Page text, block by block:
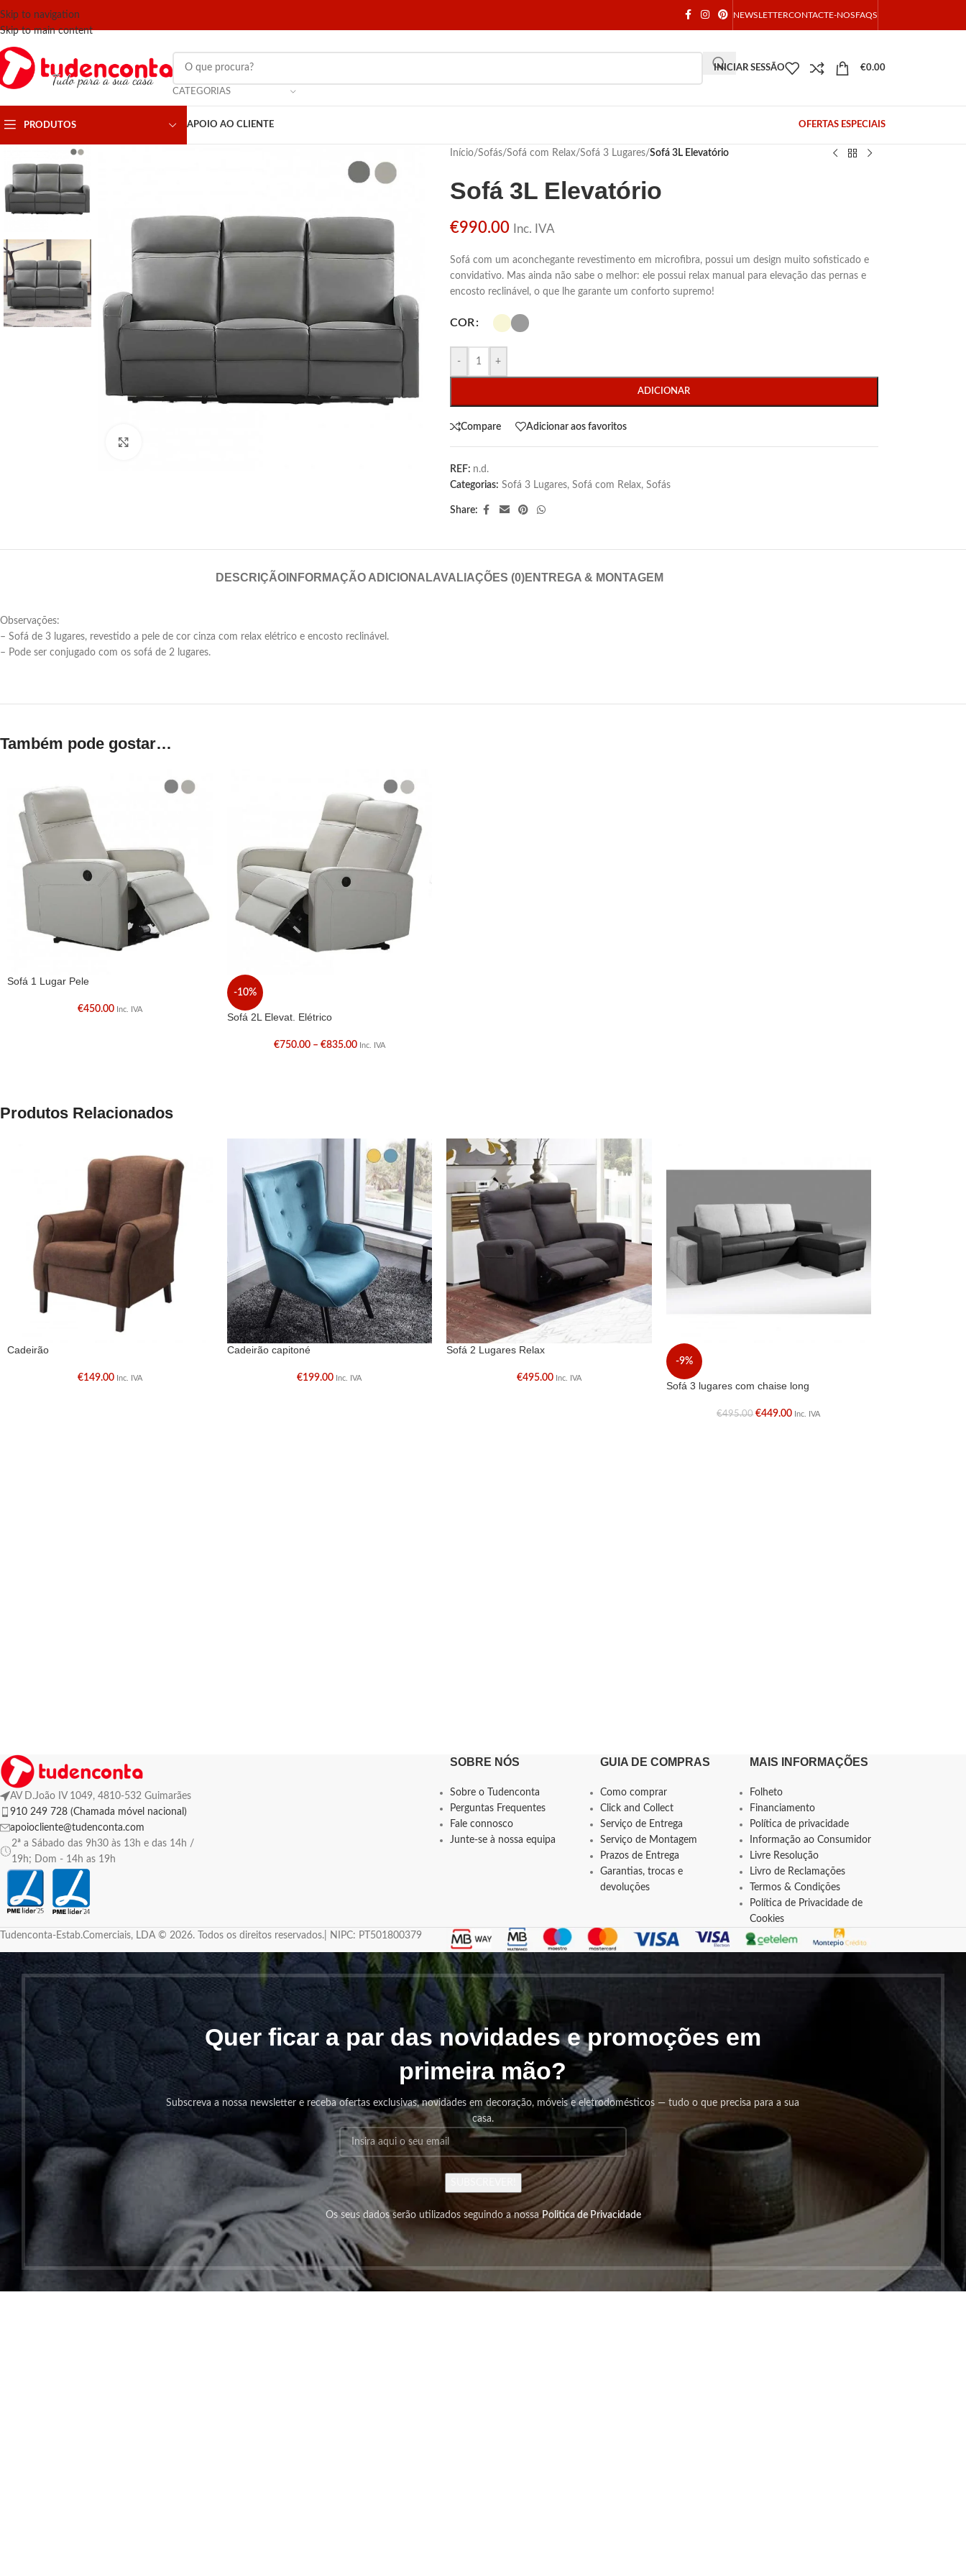
Skip to navigation
Skip to main content
NEWSLETTERCONTACTE-NOSFAQS
CATEGORIAS
INICIAR SESSÃO €0.00
PRODUTOS APOIO AO CLIENTE OFERTAS ESPECIAIS
Início/Sofás/Sofá com Relax/Sofá 3 Lugares/Sofá 3L Elevatório
Sofá 3L Elevatório
€990.00 Inc. IVA
Sofá com um aconchegante revestimento em microfibra, possui um design muito sofisticado e
convidativo. Mas ainda não sabe o melhor: ele possui relax manual para elevação das pernas e
encosto reclinável, o que lhe garante um conforto supremo!
COR
- +
ADICIONAR
Compare Adicionar aos favoritos
REF: n.d.
Categorias: Sofá 3 Lugares, Sofá com Relax, Sofás
Share:
DESCRIÇÃOINFORMAÇÃO ADICIONALAVALIAÇÕES (0)ENTREGA & MONTAGEM
Observações:
– Sofá de 3 lugares, revestido a pele de cor cinza com relax elétrico e encosto reclinável.
– Pode ser conjugado com os sofá de 2 lugares.
Também pode gostar…
Sofá 1 Lugar Pele
€450.00 Inc. IVA
-10%
Sofá 2L Elevat. Elétrico
€750.00 – €835.00 Inc. IVA
Produtos Relacionados
Cadeirão
€149.00 Inc. IVA
Cadeirão capitoné
€199.00 Inc. IVA
Sofá 2 Lugares Relax
€495.00 Inc. IVA
-9%
Sofá 3 lugares com chaise long
€495.00 €449.00 Inc. IVA
AV D.João IV 1049, 4810-532 Guimarães
910 249 728 (Chamada móvel nacional)
apoiocliente@tudenconta.com
2ª a Sábado das 9h30 às 13h e das 14h /
19h; Dom - 14h as 19h
SOBRE NÓS
Sobre o Tudenconta
Perguntas Frequentes
Fale connosco
Junte-se à nossa equipa
GUIA DE COMPRAS
Como comprar
Click and Collect
Serviço de Entrega
Serviço de Montagem
Prazos de Entrega
Garantias, trocas e
devoluções
MAIS INFORMAÇÕES
Folheto
Financiamento
Política de privacidade
Informação ao Consumidor
Livre Resolução
Livro de Reclamações
Termos & Condições
Política de Privacidade de
Cookies
Tudenconta-Estab.Comerciais, LDA © 2026. Todos os direitos reservados.| NIPC: PT501800379
Quer ficar a par das novidades e promoções em
primeira mão?
Subscreva a nossa newsletter e receba ofertas exclusivas, novidades em decoração, móveis e eletrodomésticos — tudo o que precisa para a sua
casa.
Os seus dados serão utilizados seguindo a nossaPolitica de Privacidade